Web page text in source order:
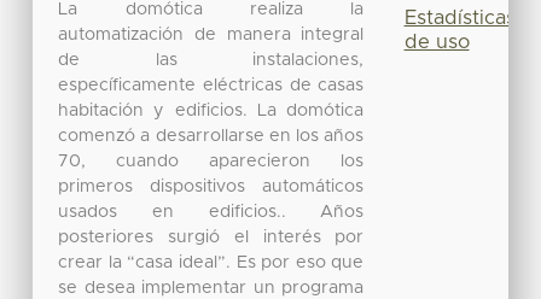
La domótica realiza la
automatización de manera integral
de las instalaciones,
específicamente eléctricas de casas
habitación y edificios. La domótica
comenzó a desarrollarse en los años
70, cuando aparecieron los
primeros dispositivos automáticos
usados en edificios.. Años
posteriores surgió el interés por
crear la “casa ideal”. Es por eso que
se desea implementar un programa
Estadísticas
de uso